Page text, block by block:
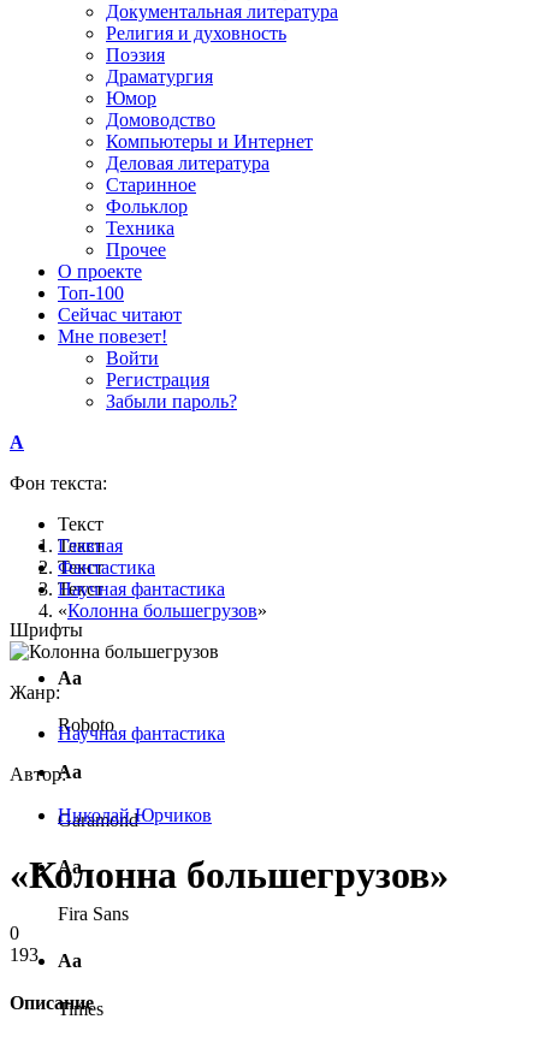
Документальная литература
Религия и духовность
Поэзия
Драматургия
Юмор
Домоводство
Компьютеры и Интернет
Деловая литература
Старинное
Фольклор
Техника
Прочее
О проекте
Топ-100
Сейчас читают
Мне повезет!
Войти
Регистрация
Забыли пароль?
A
Фон текста:
Текст
Текст
Текст
Текст
Шрифты
Аа
Roboto
Аа
Garamond
Аа
Fira Sans
Аа
Times
Главная
Фантастика
Научная фантастика
«Колонна большегрузов»
Жанр:
Научная фантастика
Автор:
Николай Юрчиков
«Колонна большегрузов»
0
193
Описание